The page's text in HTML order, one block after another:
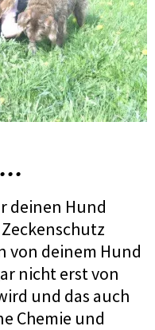
deinen Hund
von deinem Hund
nicht erst von
und das auch
Chemie und